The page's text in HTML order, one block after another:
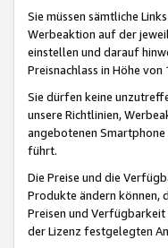
Sie müssen sämtliche
Werbeaktion auf der
einstellen und darauf
Preisnachlass in Höhe
Sie dürfen keine
unsere Richtlinien,
angebotenen
führt.
Die Preise und die
Produkte ändern können,
Preisen und
der Lizenz festgelegten